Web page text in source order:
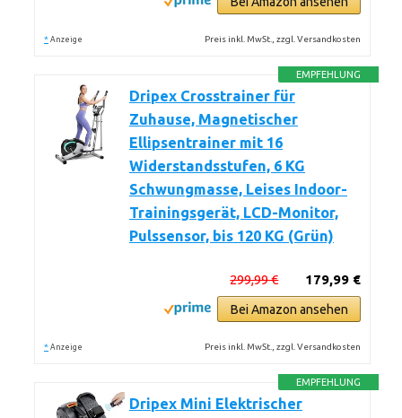
* Anzeige Preis inkl. MwSt., zzgl. Versandkosten
EMPFEHLUNG
Dripex Crosstrainer für
Zuhause, Magnetischer
Ellipsentrainer mit 16
Widerstandsstufen, 6 KG
Schwungmasse, Leises Indoor-
Trainingsgerät, LCD-Monitor,
Pulssensor, bis 120 KG (Grün)
179,99 €
299,99 €
Bei Amazon ansehen
* Anzeige Preis inkl. MwSt., zzgl. Versandkosten
EMPFEHLUNG
Dripex Mini Elektrischer